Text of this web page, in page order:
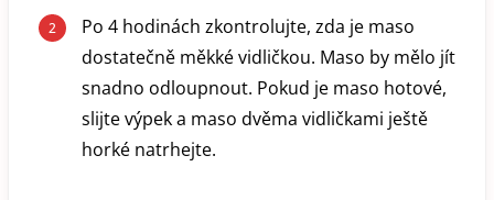
Po 4 hodinách zkontrolujte, zda je maso
dostatečně měkké vidličkou. Maso by mělo jít
snadno odloupnout. Pokud je maso hotové,
slijte výpek a maso dvěma vidličkami ještě
horké natrhejte.